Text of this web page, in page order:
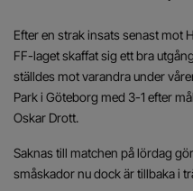
Efter en strak insats senast mot
FF-laget skaffat sig ett bra
ställdes mot varandra under
Park i Göteborg med 3-1 efter
Oskar Drott.
Saknas till matchen på lördag
småskador nu dock är tillbaka i